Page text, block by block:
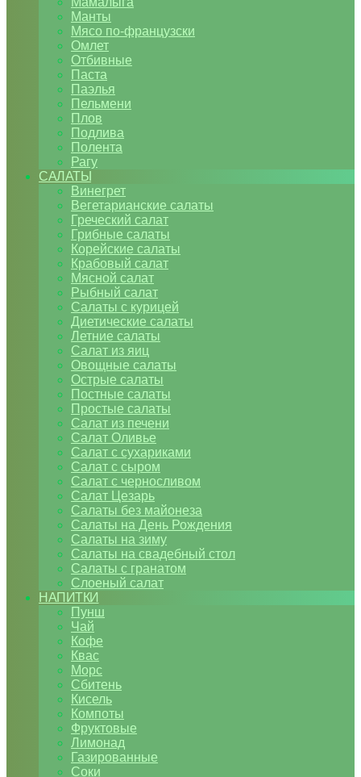
Манты
Мясо по-французски
Омлет
Отбивные
Паста
Паэлья
Пельмени
Плов
Подлива
Полента
Рагу
САЛАТЫ
Винегрет
Вегетарианские салаты
Греческий салат
Грибные салаты
Корейские салаты
Крабовый салат
Мясной салат
Рыбный салат
Салаты с курицей
Диетические салаты
Летние салаты
Салат из яиц
Овощные салаты
Острые салаты
Постные салаты
Простые салаты
Салат из печени
Салат Оливье
Салат с сухариками
Салат с сыром
Салат с черносливом
Салат Цезарь
Салаты без майонеза
Салаты на День Рождения
Салаты на зиму
Салаты на свадебный стол
Салаты с гранатом
Слоеный салат
НАПИТКИ
Пунш
Чай
Кофе
Квас
Морс
Сбитень
Кисель
Компоты
Фруктовые
Лимонад
Газированные
Соки